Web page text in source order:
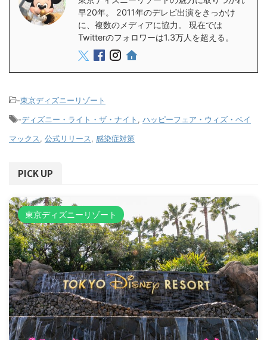
早20年。 2011年のデレビ出演をきっかけ
に、複数のメディアに協力。 現在では
Twitterのフォロワーは1.3万人を超える。
-東京ディズニーリゾート
-ディズニー・ライト・ザ・ナイト
ハッピーフェア・ウィズ・ベイ
マックス
公式リリース 感染症対策
PICK UP
東京ディズニーリゾート